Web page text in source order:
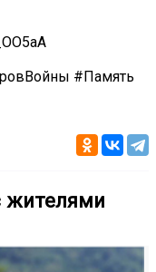
#Память
жителями